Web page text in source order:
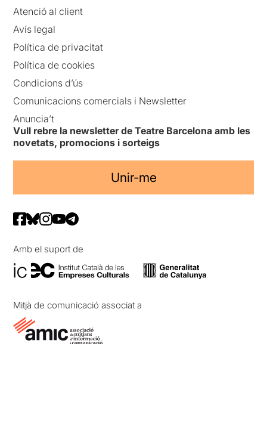
Atenció al client
Avís legal
Política de privacitat
Política de cookies
Condicions d’ús
Comunicacions comercials i Newsletter
Anuncia’t
Vull rebre la newsletter de Teatre Barcelona amb les
novetats, promocions i sorteigs
Unir-me
Amb el suport de
Mitjà de comunicació associat a